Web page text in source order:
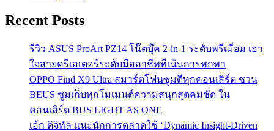
Recent Posts
รีวิว ASUS ProArt PZ14 โน๊ตบุ๊ค 2-in-1 ระดับพรีเมี่ยม เอา
ใจสายครีเอเตอร์ระดับมืออาชีพที่เน้นการพกพา
OPPO Find X9 Ultra สมาร์ตโฟนซูมดีทุกคอนเสิร์ต ชวน
BEUS ซูมเก็บทุกโมเมนต์ความสนุกสุดคมชัด ใน
คอนเสิร์ต BUS LIGHT AS ONE
เอ้ก ดิจิทัล แนะนักการตลาดใช้ ‘Dynamic Insight-Driven